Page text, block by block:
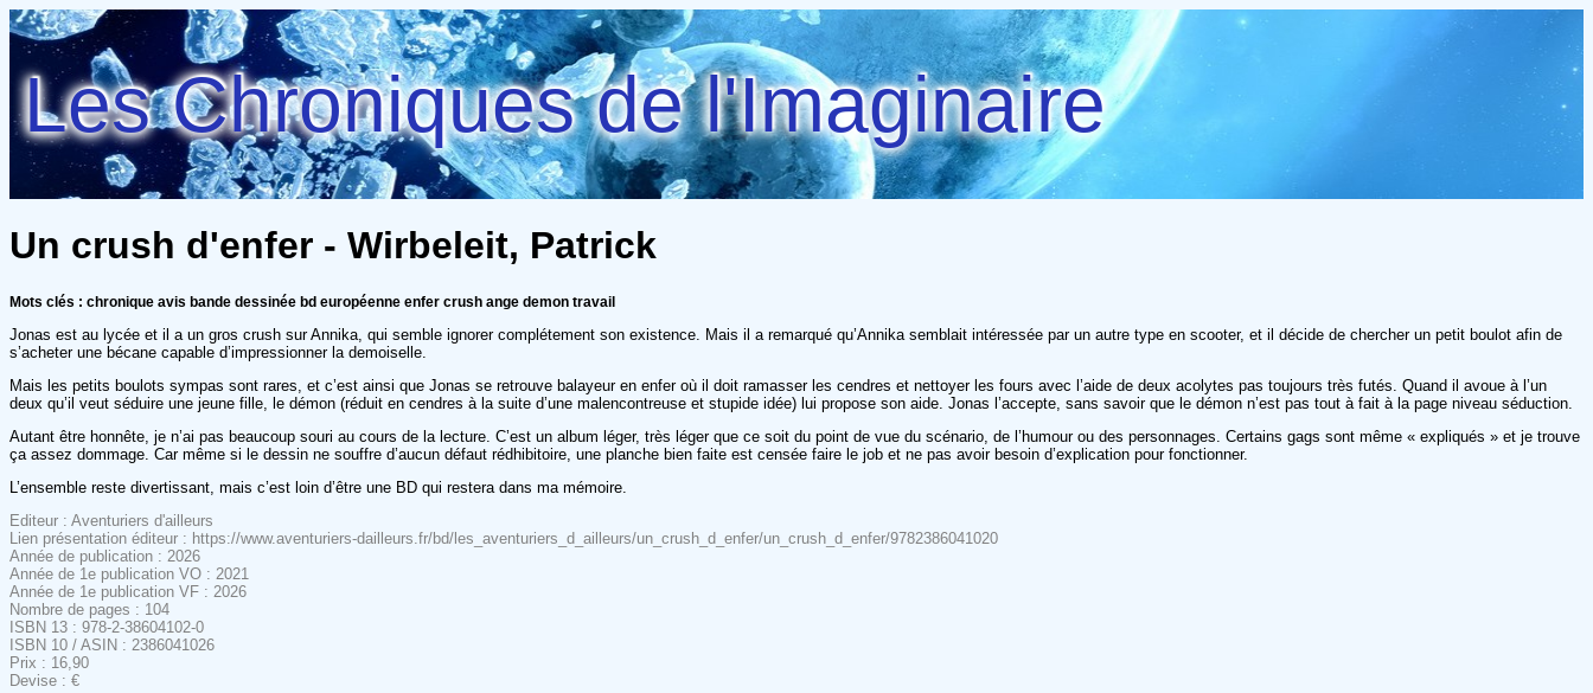
Les Chroniques de l'Imaginaire
Un crush d'enfer - Wirbeleit, Patrick
Mots clés : chronique avis bande dessinée bd européenne enfer crush ange demon travail
Jonas est au lycée et il a un gros crush sur Annika, qui semble ignorer complétement son existence. Mais il a remarqué qu’Annika semblait intéressée par un autre type en scooter, et il décide de chercher un petit boulot afin de
s’acheter une bécane capable d’impressionner la demoiselle.
Mais les petits boulots sympas sont rares, et c’est ainsi que Jonas se retrouve balayeur en enfer où il doit ramasser les cendres et nettoyer les fours avec l’aide de deux acolytes pas toujours très futés. Quand il avoue à l’un
deux qu’il veut séduire une jeune fille, le démon (réduit en cendres à la suite d’une malencontreuse et stupide idée) lui propose son aide. Jonas l’accepte, sans savoir que le démon n’est pas tout à fait à la page niveau séduction.
Autant être honnête, je n’ai pas beaucoup souri au cours de la lecture. C’est un album léger, très léger que ce soit du point de vue du scénario, de l’humour ou des personnages. Certains gags sont même « expliqués » et je trouve
ça assez dommage. Car même si le dessin ne souffre d’aucun défaut rédhibitoire, une planche bien faite est censée faire le job et ne pas avoir besoin d’explication pour fonctionner.
L’ensemble reste divertissant, mais c’est loin d’être une BD qui restera dans ma mémoire.
Editeur : Aventuriers d'ailleurs
Lien présentation éditeur : https://www.aventuriers-dailleurs.fr/bd/les_aventuriers_d_ailleurs/un_crush_d_enfer/un_crush_d_enfer/9782386041020
Année de publication : 2026
Année de 1e publication VO : 2021
Année de 1e publication VF : 2026
Nombre de pages : 104
ISBN 13 : 978-2-38604102-0
ISBN 10 / ASIN : 2386041026
Prix : 16,90
Devise : €